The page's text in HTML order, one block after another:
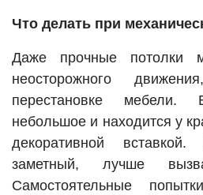
Что делать при
Даже прочные потолки
неосторожного
перестановке мебели.
небольшое и находится у
декоративной
заметный, лучше
Самостоятельные